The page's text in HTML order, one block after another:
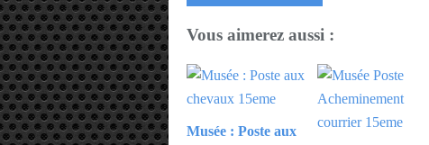
Vous aimerez aussi :
Musée : Poste aux